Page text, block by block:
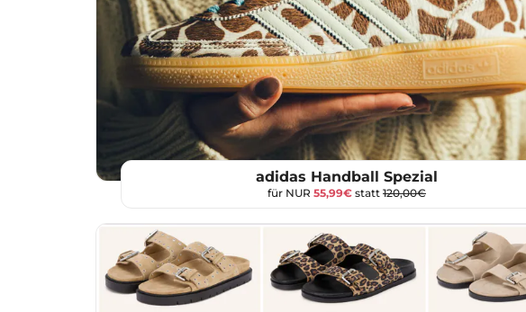
adidas Handball Spezial
für NUR 55,99€ statt 120,00€